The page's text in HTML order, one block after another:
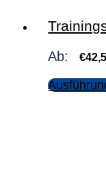
Ab: €